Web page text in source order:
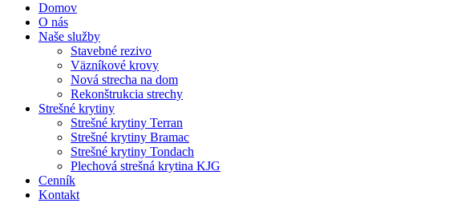
Domov
O nás
Naše služby
Stavebné rezivo
Väzníkové krovy
Nová strecha na dom
Rekonštrukcia strechy
Strešné krytiny
Strešné krytiny Terran
Strešné krytiny Bramac
Strešné krytiny Tondach
Plechová strešná krytina KJG
Cenník
Kontakt